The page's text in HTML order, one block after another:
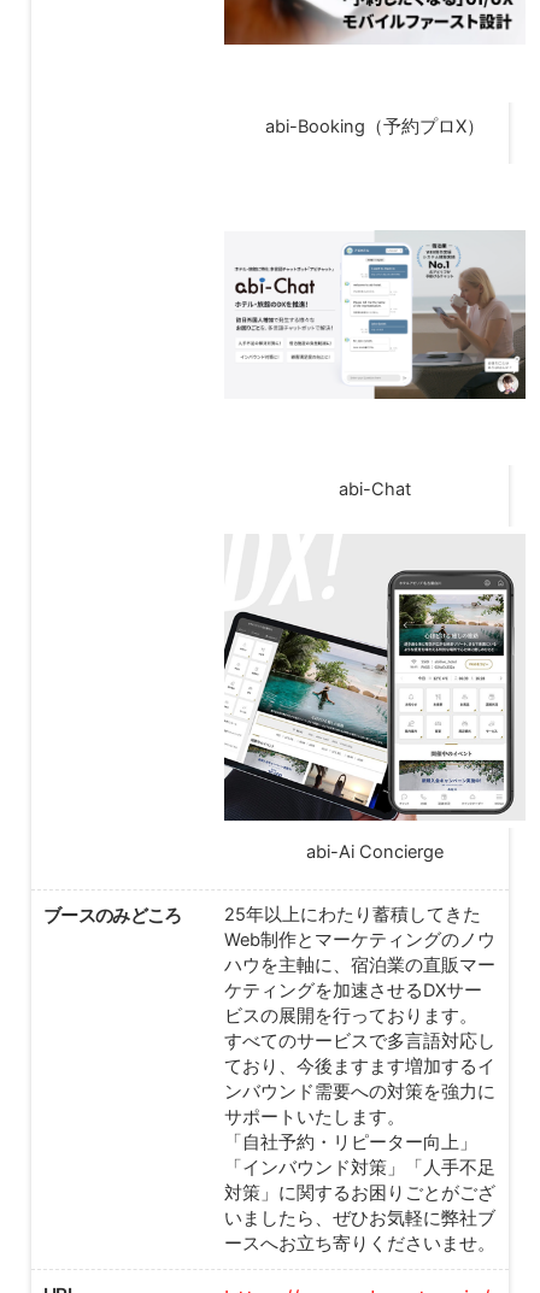
abi-Booking（予約プロX）
abi-Chat
abi-Ai Concierge
ブースのみどころ
25年以上にわたり蓄積してきた
Web制作とマーケティングのノウ
ハウを主軸に、宿泊業の直販マー
ケティングを加速させるDXサー
ビスの展開を行っております。
すべてのサービスで多言語対応し
ており、今後ますます増加するイ
ンバウンド需要への対策を強力に
サポートいたします。
「自社予約・リピーター向上」
「インバウンド対策」「人手不足
対策」に関するお困りごとがござ
いましたら、ぜひお気軽に弊社ブ
ースへお立ち寄りくださいませ。